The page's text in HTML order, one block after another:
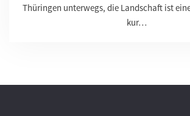
Thüringen unterwegs, die Landschaft ist
kur…